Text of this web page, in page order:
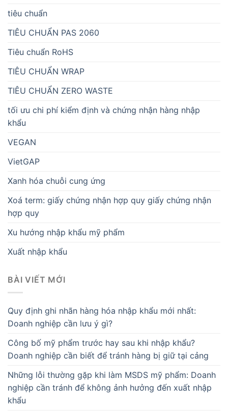
tiêu chuẩn
TIÊU CHUẨN PAS 2060
Tiêu chuẩn RoHS
TIÊU CHUẨN WRAP
TIÊU CHUẨN ZERO WASTE
tối ưu chi phí kiểm định và chứng nhận hàng nhập
khẩu
VEGAN
VietGAP
Xanh hóa chuỗi cung ứng
Xoá term: giấy chứng nhận hợp quy giấy chứng nhận
hợp quy
Xu hướng nhập khẩu mỹ phẩm
Xuất nhập khẩu
BÀI VIẾT MỚI
Quy định ghi nhãn hàng hóa nhập khẩu mới nhất:
Doanh nghiệp cần lưu ý gì?
Công bố mỹ phẩm trước hay sau khi nhập khẩu?
Doanh nghiệp cần biết để tránh hàng bị giữ tại cảng
Những lỗi thường gặp khi làm MSDS mỹ phẩm: Doanh
nghiệp cần tránh để không ảnh hưởng đến xuất nhập
khẩu